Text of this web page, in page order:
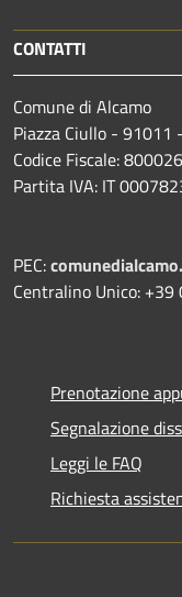
CONTATTI
Comune di Alcamo
Piazza Ciullo - 91011
Codice Fiscale:
Partita IVA: IT
PEC:
Centralino Unico:
Prenotazione
Segnalazione
Leggi le FAQ
Richiesta